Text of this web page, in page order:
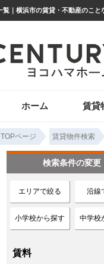
ホーム 賃貸
TOPページ 賃貸物件検索
検索条件の変更
エリアで絞る 沿線
小学校から探す 中学校
賃料